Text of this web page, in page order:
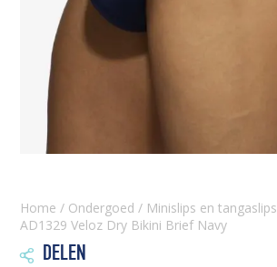
Home / Ondergoed / Minislips en tangaslips
AD1329 Veloz Dry Bikini Brief Navy
 DELEN